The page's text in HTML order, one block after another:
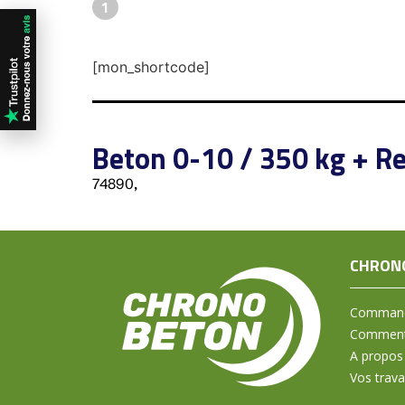
1
[mon_shortcode]
Beton 0-10 / 350 kg +
74890,
A propos
Vos